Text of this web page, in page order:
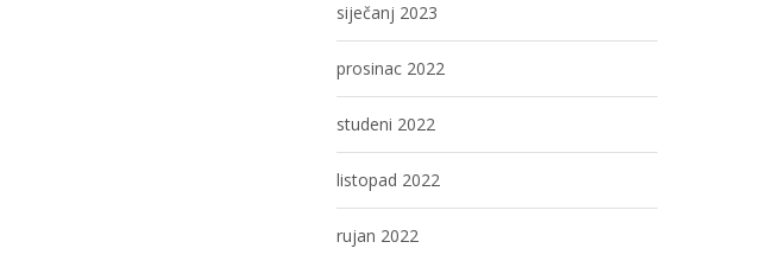
siječanj 2023
prosinac 2022
studeni 2022
listopad 2022
rujan 2022